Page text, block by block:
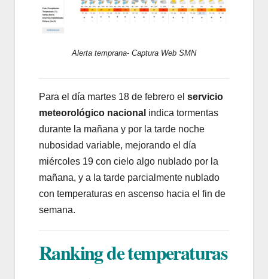
Alerta temprana- Captura Web SMN
Para el día martes 18 de febrero el servicio
meteorológico nacional indica tormentas
durante la mañana y por la tarde noche
nubosidad variable, mejorando el día
miércoles 19 con cielo algo nublado por la
mañana, y a la tarde parcialmente nublado
con temperaturas en ascenso hacia el fin de
semana.
Ranking de temperaturas